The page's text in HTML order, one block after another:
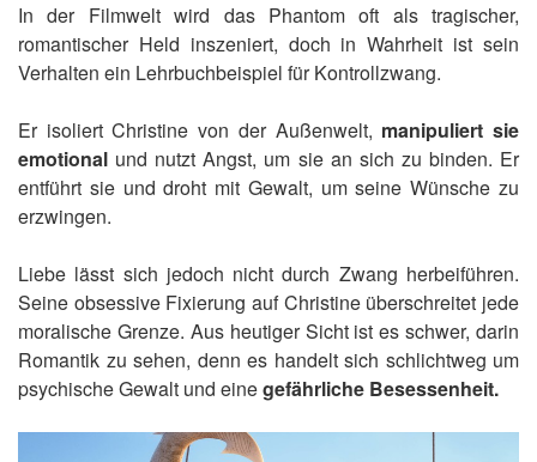
In der Filmwelt wird das Phantom oft als tragischer,
romantischer Held inszeniert, doch in Wahrheit ist sein
Verhalten ein Lehrbuchbeispiel für Kontrollzwang.
Er isoliert Christine von der Außenwelt, manipuliert sie
emotional und nutzt Angst, um sie an sich zu binden. Er
entführt sie und droht mit Gewalt, um seine Wünsche zu
erzwingen.
Liebe lässt sich jedoch nicht durch Zwang herbeiführen.
Seine obsessive Fixierung auf Christine überschreitet jede
moralische Grenze. Aus heutiger Sicht ist es schwer, darin
Romantik zu sehen, denn es handelt sich schlichtweg um
psychische Gewalt und einegefährliche Besessenheit.